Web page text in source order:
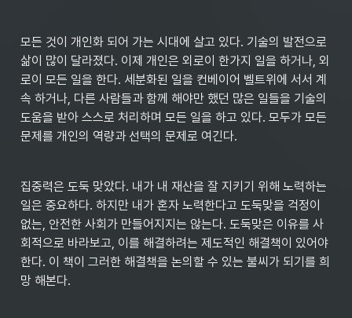
모든 것이 개인화 되어 가는 시대에 살고 있다. 기술의 발전으로
삶이 많이 달라졌다. 이제 개인은 외로이 한가지 일을 하거나, 외
로이 모든 일을 한다. 세분화된 일을 컨베이어 벨트위에 서서 계
속 하거나, 다른 사람들과 함께 해야만 했던 많은 일들을 기술의
도움을 받아 스스로 처리하며 모든 일을 하고 있다. 모두가 모든
문제를 개인의 역량과 선택의 문제로 여긴다.
집중력은 도둑 맞았다. 내가 내 재산을 잘 지키기 위해 노력하는
일은 중요하다. 하지만 내가 혼자 노력한다고 도둑맞을 걱정이
없는, 안전한 사회가 만들어지지는 않는다. 도둑맞은 이유를 사
회적으로 바라보고, 이를 해결하려는 제도적인 해결책이 있어야
한다. 이 책이 그러한 해결책을 논의할 수 있는 불씨가 되기를 희
망 해본다.